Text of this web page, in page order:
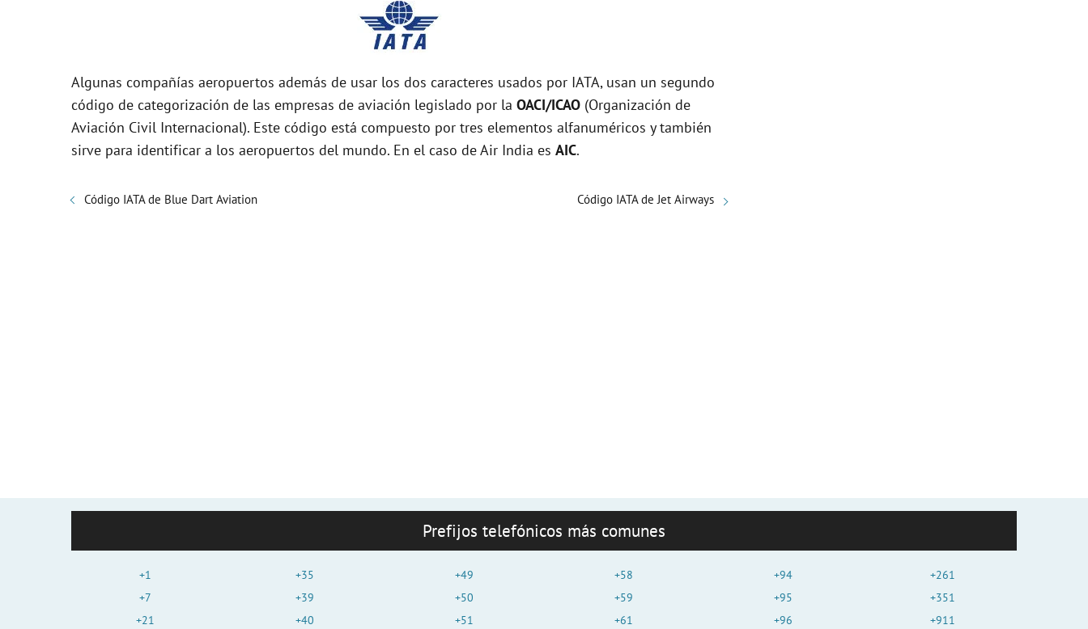
d
e
Algunas compañías aeropuertos además de usar los dos caracteres usados por IATA, usan un segundo
código de categorización de las empresas de aviación legislado por la OACI/ICAO (Organización de
Aviación Civil Internacional). Este código está compuesto por tres elementos alfanuméricos y también
sirve para identificar a los aeropuertos del mundo. En el caso de Air India es AIC.
Código IATA de Blue Dart Aviation Código IATA de Jet Airways
Prefijos telefónicos más comunes
+1
+7
+21
+35
+39
+40
+49
+50
+51
+58
+59
+61
+94
+95
+96
+261
+351
+911